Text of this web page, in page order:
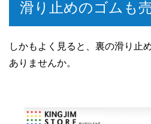
滑り止めのゴムも
しかもよく見ると、裏の滑り止
ありませんか。